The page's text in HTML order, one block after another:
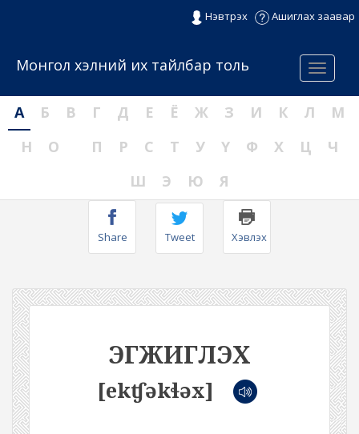
Нэвтрэх Ашиглах заавар
Menu
Монгол хэлний их тайлбар толь
А Б В Г Д Е Ё Ж З И К Л
М
Н
О П Р С Т У Ү Ф Х Ц
Ч
Ш
Э Ю Я
Share Tweet Хэвлэх
ЭГЖИГЛЭХ
[ekʧəkɬəx]